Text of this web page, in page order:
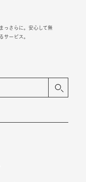
っさらに。安心して無
サービス。